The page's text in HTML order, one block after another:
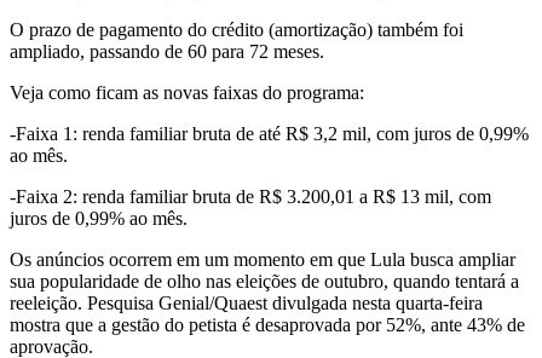
O prazo de pagamento do crédito (amortização) também foi
ampliado, passando de 60 para 72 meses.
Veja como ficam as novas faixas do programa:
-Faixa 1: renda familiar bruta de até R$ 3,2 mil, com juros de 0,99%
ao mês.
-Faixa 2: renda familiar bruta de R$ 3.200,01 a R$ 13 mil, com
juros de 0,99% ao mês.
Os anúncios ocorrem em um momento em que Lula busca ampliar
sua popularidade de olho nas eleições de outubro, quando tentará a
reeleição. Pesquisa Genial/Quaest divulgada nesta quarta-feira
mostra que a gestão do petista é desaprovada por 52%, ante 43% de
aprovação.